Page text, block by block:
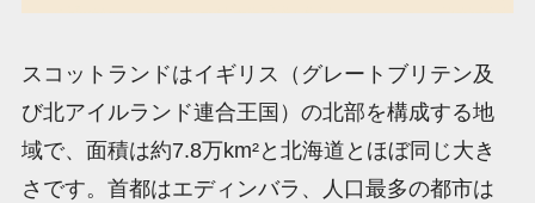
スコットランドはイギリス（グレートブリテン及
び北アイルランド連合王国）の北部を構成する地
域で、面積は約7.8万km²と北海道とほぼ同じ大き
さです。首都はエディンバラ、人口最多の都市は